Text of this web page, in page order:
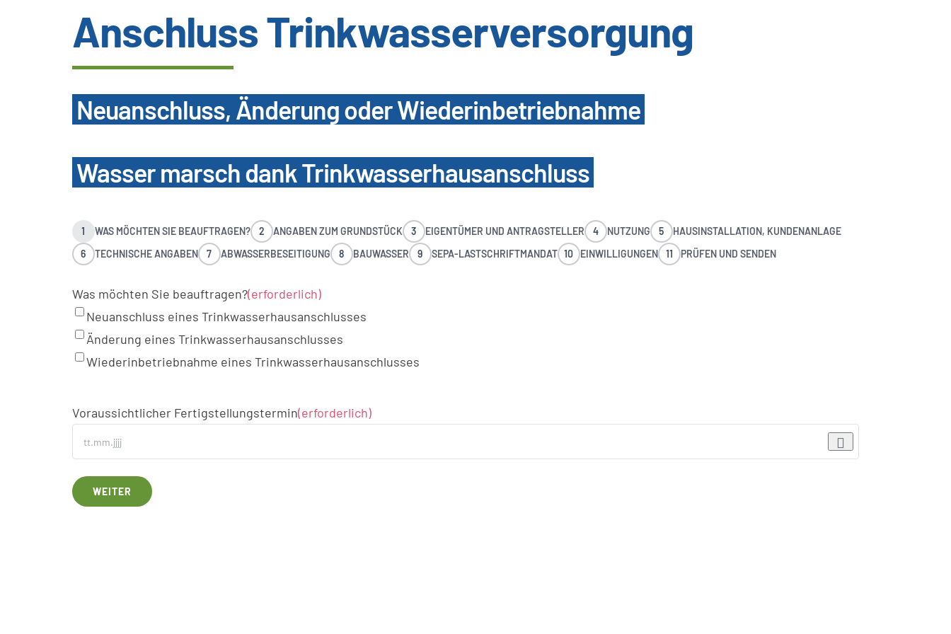
Anschluss Trinkwasserversorgung
Neuanschluss, Änderung oder Wiederinbetriebnahme
Wasser marsch dank Trinkwasserhausanschluss
1 WAS MÖCHTEN SIE BEAUFTRAGEN? 2 ANGABEN ZUM GRUNDSTÜCK 3 EIGENTÜMER UND ANTRAGSTELLER 4 NUTZUNG 5
HAUSINSTALLATION, KUNDENANLAGE
6
TECHNISCHE ANGABEN 7 ABWASSERBESEITIGUNG 8 BAUWASSER 9 SEPA-LASTSCHRIFTMANDAT 10 EINWILLIGUNGEN 11 PRÜFEN UND SENDEN
Was möchten Sie beauftragen?(erforderlich)
Neuanschluss eines Trinkwasserhausanschlusses
Änderung eines Trinkwasserhausanschlusses
Wiederinbetriebnahme eines Trinkwasserhausanschlusses
Voraussichtlicher Fertigstellungstermin(erforderlich)
WEITER